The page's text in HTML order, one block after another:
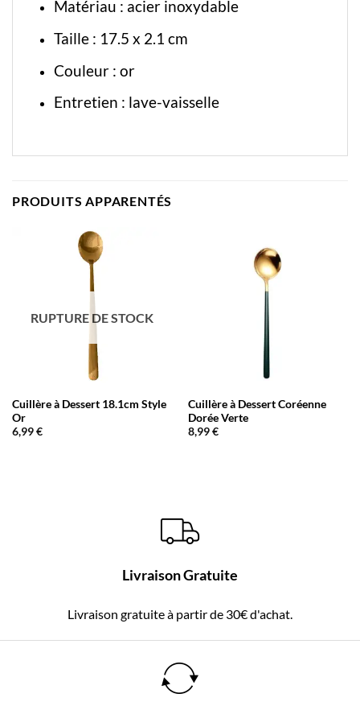
Matériau : acier inoxydable
Taille : 17.5 x 2.1 cm
Couleur : or
Entretien : lave-vaisselle
PRODUITS APPARENTÉS
RUPTURE DE STOCK
Cuillère à Dessert 18.1cm Style
Or
6,99€
Cuillère à Dessert Coréenne
Dorée Verte
8,99€
Livraison Gratuite
Livraison gratuite à partir de 30€ d'achat.